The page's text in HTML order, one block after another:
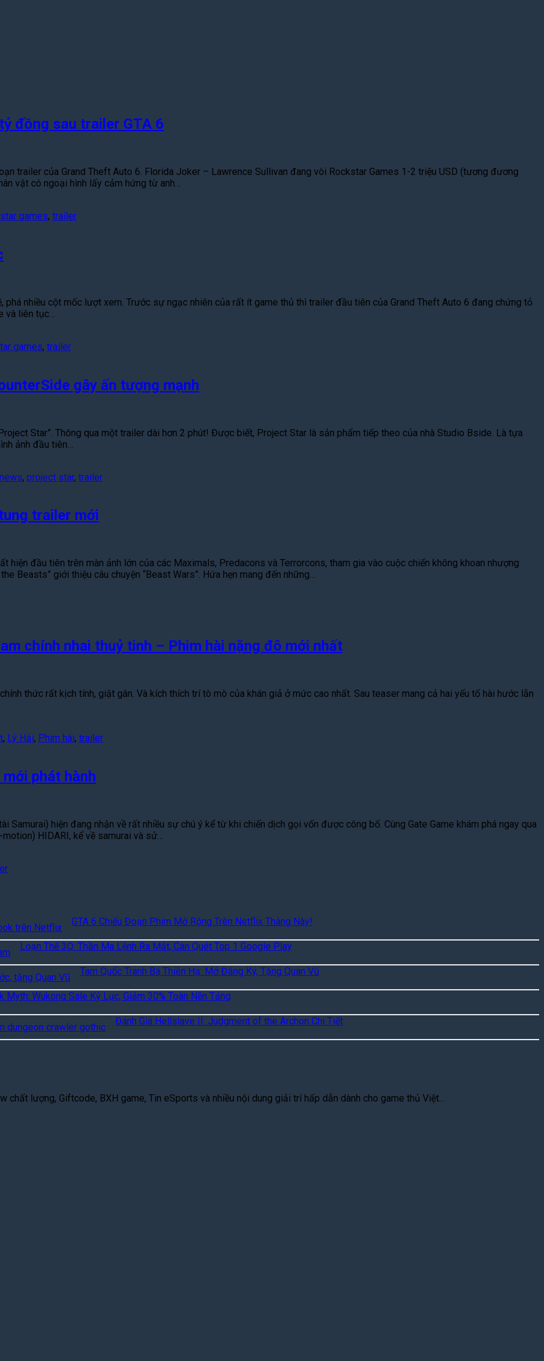
đồng sau trailer GTA 6
trailer của Grand Theft Auto 6. Florida Joker – Lawrence Sullivan đang vòi Rockstar Games 1-2 triệu USD (tương đương
vật có ngoại hình lấy cảm hứng từ anh…
games, trailer
phá nhiều cột mốc lượt xem. Trước sự ngạc nhiên của rất ít game thủ thì trailer đầu tiên của Grand Theft Auto 6 đang chứng tỏ
và liên tục…
games, trailer
gây ấn tượng mạnh
Star”. Thông qua một trailer dài hơn 2 phút! Được biết, Project Star là sản phẩm tiếp theo của nhà Studio Bside. Là tựa
ảnh đầu tiên…
news, project star, trailer
trailer mới
hiện đầu tiên trên màn ảnh lớn của các Maximals, Predacons và Terrorcons, tham gia vào cuộc chiến không khoan nhượng
Beasts” giới thiệu câu chuyện “Beast Wars”. Hứa hẹn mang đến những…
chính nhai thuỷ tinh – Phim hài nặng đô mới nhất
thức rất kịch tính, giật gân. Và kích thích trí tò mò của khán giả ở mức cao nhất. Sau teaser mang cả hai yếu tố hài hước lẫn
, Lý Hải, Phim hài, trailer
phát hành
hiện đang nhận về rất nhiều sự chú ý kể từ khi chiến dịch gọi vốn được công bố. Cùng Gate Game khám phá ngay qua
HIDARI, kể về samurai và sử…
GTA 6 Chiếu Đoạn Phim Mở Rộng Trên Netflix Tháng Này!
Loạn Thế 3Q: Thần Ma Lệnh Ra Mắt, Càn Quét Top 1 Google Play
Tam Quốc Tranh Bá Thiên Hạ: Mở Đăng Ký, Tặng Quan Vũ
Myth: Wukong Sale Kỷ Lục, Giảm 30% Toàn Nền Tảng
Đánh Giá Hellslave II: Judgment of the Archon Chi Tiết
chất lượng, Giftcode, BXH game, Tin eSports và nhiều nội dung giải trí hấp dẫn dành cho game thủ Việt...